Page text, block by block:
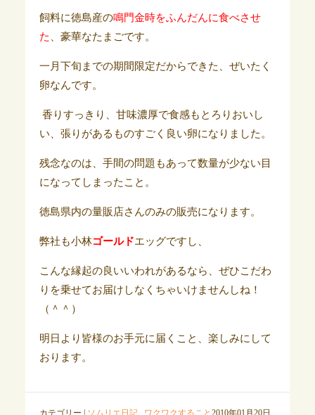
飼料に徳島産の鳴門金時をふんだんに食べさせ
た
、豪華なたまごです。
一月下旬までの期間限定だからできた、ぜいたく
卵なんです。
香りすっきり、甘味濃厚で食感もとろりおいし
い、張りがあるものすごく良い卵になりました。
残念なのは、手間の問題もあって数量が少ない目
になってしまったこと。
徳島県内の量販店さんのみの販売になります。
弊社も小林ゴールドエッグですし、
こんな縁起の良いいわれがあるなら、ぜひこだわ
りを乗せてお届けしなくちゃいけませんしね！
（＾＾）
明日より皆様のお手元に届くこと、楽しみにして
おります。
カテゴリー | ソムリエ日記, ワクワクすること 2010年01月20日